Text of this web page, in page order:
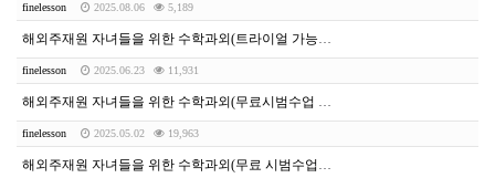
finelesson 2025.08.06 5,189
해외주재원 자녀들을 위한 수학과외(트라이얼 가능합니다.)
finelesson 2025.06.23 11,931
해외주재원 자녀들을 위한 수학과외(무료시범수업 가능합니다.)
finelesson 2025.05.02 19,963
해외주재원 자녀들을 위한 수학과외(무료 시범수업 가능합니다.)